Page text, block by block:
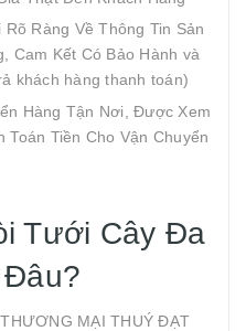
Ràng Về Thông Tin Sản
Cam Kết Có Bảo Hành và
khách hàng thanh toán)
Hàng Tận Nơi, Được Xem
Toán Tiền Cho Vận Chuyển
Tưới Cây Đa
Đâu?
MẠI THUÝ ĐẠT